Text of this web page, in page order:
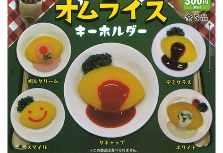
カプセルトイマシン本体
カプセルトイ
販促用空カプセル
レンタル
景品・玩具・文具
販促用カプセルトイ